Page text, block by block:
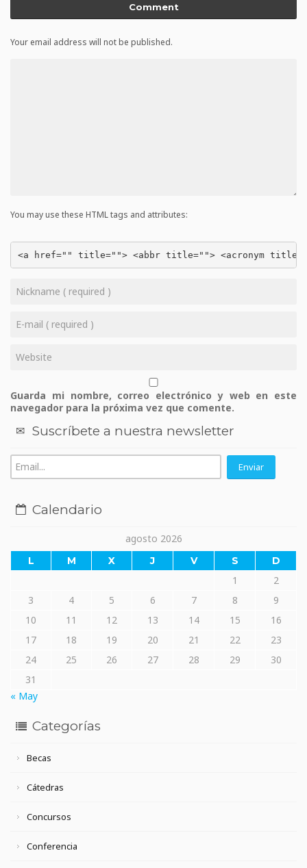
Comment
Your email address will not be published.
You may use these HTML tags and attributes:
<a href="" title=""> <abbr title=""> <acronym
Guarda mi nombre, correo electrónico y web en este
navegador para la próxima vez que comente.
Suscríbete a nuestra newsletter
Calendario
agosto 2026
L M X J V S D
1
2
3
4 5 6 7 8
9
10
11 12 13 14 15
16
17
18 19 20 21 22
23
24
25 26 27 28 29
30
31
« May
Categorías
Becas
Cátedras
Concursos
Conferencia